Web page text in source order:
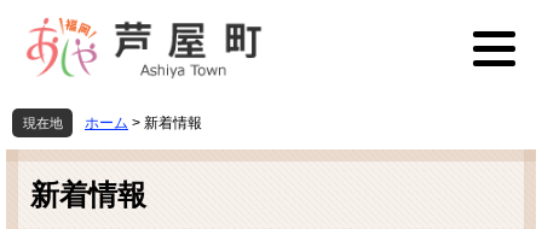
先
頭
を
飛
現在地 ホーム > 新着情報
本
新着情報